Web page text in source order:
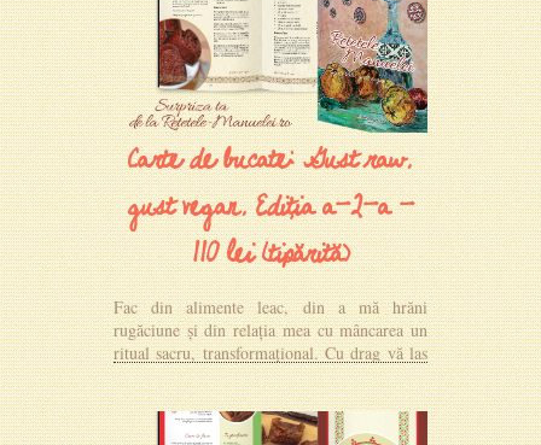
Carte de bucate: Gust raw,
gust vegan, Ediția a-2-a -
110 lei (tipărită)
Fac din alimente leac, din a mă hrăni
rugăciune și din relația mea cu mâncarea un
ritual sacru, transformațional. Cu drag vă las
în această carte de rețete o părticică din mine.
MAI MULTE DETALII